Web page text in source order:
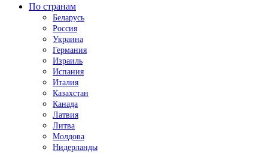
По странам
Беларусь
Россия
Украина
Германия
Израиль
Испания
Италия
Казахстан
Канада
Латвия
Литва
Молдова
Нидерланды